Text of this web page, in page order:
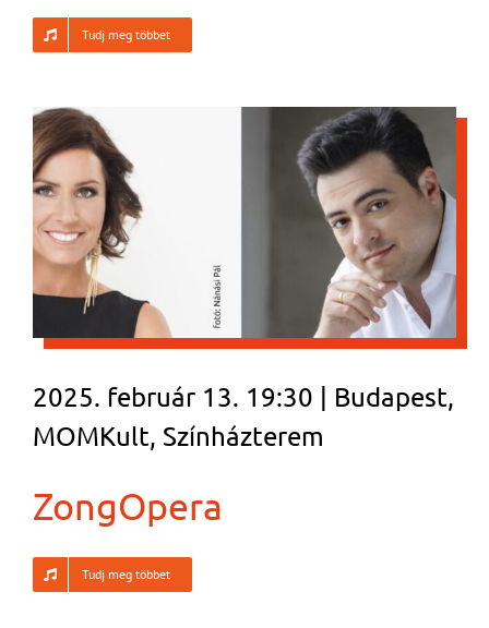
Tudj meg többet
2025. február 13. 19:30 | Budapest,
MOMKult, Színházterem
ZongOpera
Tudj meg többet